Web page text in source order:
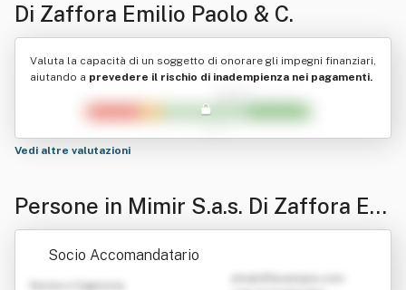
Di Zaffora Emilio Paolo & C.
Valuta la capacità di un soggetto di onorare gli impegni finanziari,
aiutando a prevedere il rischio di inadempienza nei pagamenti.
Vedi altre valutazioni
Persone in Mimir S.a.s. Di Zaffora Em
ilio Paolo & C.
Socio Accomandatario
Nome e Cognome